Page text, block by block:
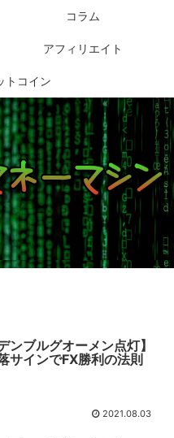
コラム
アフィリエイト
トコイン
ンブルグオーメン点灯】
サインでFX勝利の法則
2021.08.03